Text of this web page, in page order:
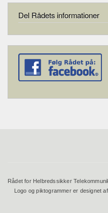
Del Rådets informationer
Rådet for Helbredssikker
Logo og piktogrammer er designet